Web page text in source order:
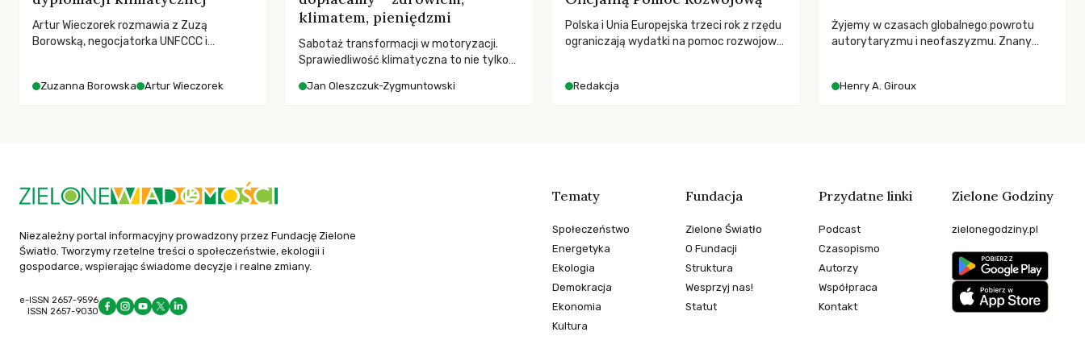
Artur Wieczorek rozmawia z Zuzą
Borowską, negocjatorka UNFCCC i
ruchach klimatycznych
Zuzanna Borowska Artur Wieczorek
klimatem, pieniędzmi
Sabotaż transformacji w motoryzacji.
Sprawiedliwość klimatyczna to nie tylko
ponosi konsekwencje globalnego
Jan Oleszczuk-Zygmuntowski
Polska i Unia Europejska trzeci rok z rzędu
ograniczają wydatki na pomoc rozwojową
dla krajów najbardziej potrzebujących, a
Redakcja
Żyjemy w czasach globalnego powrotu
autorytaryzmu i neofaszyzmu. Znany
społeczeństwo. Czy współczesne
Henry A. Giroux
Niezależny portal informacyjny prowadzony przez Fundację Zielone
Światło. Tworzymy rzetelne treści o społeczeństwie, ekologii i
gospodarce, wspierając świadome decyzje i realne zmiany.
e-ISSN 2657-9596
ISSN 2657-9030
Tematy
Społeczeństwo
Energetyka
Ekologia
Demokracja
Ekonomia
Kultura
Fundacja
Zielone Światło
O Fundacji
Struktura
Wesprzyj nas!
Statut
Przydatne linki
Podcast
Czasopismo
Autorzy
Współpraca
Kontakt
Zielone Godziny
zielonegodziny.pl